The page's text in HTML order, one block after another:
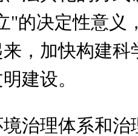
"的决定性意
，加快构建
建设。
治理体系和